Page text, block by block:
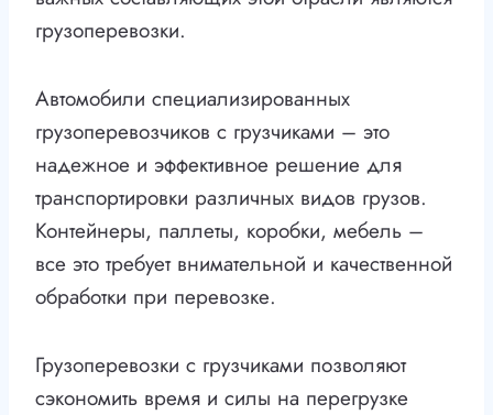
грузоперевозки.
Автомобили специализированных
грузоперевозчиков с грузчиками – это
надежное и эффективное решение для
транспортировки различных видов грузов.
Контейнеры, паллеты, коробки, мебель –
все это требует внимательной и качественной
обработки при перевозке.
Грузоперевозки с грузчиками позволяют
сэкономить время и силы на перегрузке